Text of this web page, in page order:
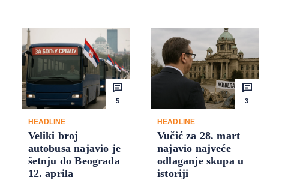
5
HEADLINE
Veliki broj
autobusa najavio je
šetnju do Beograda
12. aprila
3
HEADLINE
Vučić za 28. mart
najavio najveće
odlaganje skupa u
istoriji